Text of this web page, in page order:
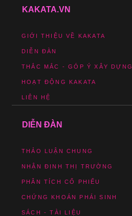
KAKATA.VN
GIỚI THIỆU VỀ KAKATA
DIỄN ĐÀN
THẮC MẮC - GÓP Ý XÂY DỰNG
HOẠT ĐỘNG KAKATA
LIÊN HỆ
DIỄN ĐÀN
THẢO LUẬN CHUNG
NHẬN ĐỊNH THỊ TRƯỜNG
PHÂN TÍCH CỔ PHIẾU
CHỨNG KHOÁN PHÁI SINH
SÁCH - TÀI LIỆU